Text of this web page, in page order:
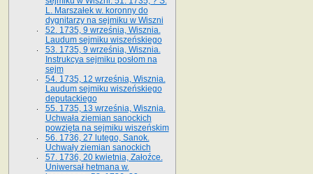
L. Marszałek w. koronny do
dygnitarzy na sejmiku w Wiszni
52. 1735, 9 września, Wisznia.
Laudum sejmiku wiszeńskiego
53. 1735, 9 września, Wisznia.
Instrukcya sejmiku posłom na
sejm
54. 1735, 12 września, Wisznia.
Laudum sejmiku wiszeńskiego
deputackiego
55. 1735, 13 września, Wisznia.
Uchwała ziemian sanockich
powzięta na sejmiku wiszeńskim
56. 1736, 27 lutego, Sanok.
Uchwały ziemian sanockich
57. 1736, 20 kwietnia, Załoźce.
Uniwersał hetmana w.